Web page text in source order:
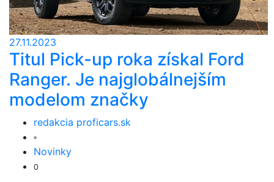
27.11.2023
Titul Pick-up roka získal Ford
Ranger. Je najglobálnejším
modelom značky
redakcia proficars.sk
Novinky
0